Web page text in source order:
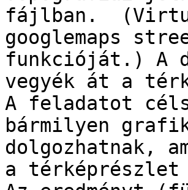
fájlban.
googlemaps
funkcióját.) A
vegyék át a
A feladatot
bármilyen
dolgozhatnak,
a térképrészlet